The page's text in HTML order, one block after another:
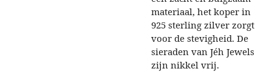
materiaal, het koper in
925 sterling zilver zorgt
voor de stevigheid. De
sieraden van Jéh Jewels
zijn nikkel vrij.